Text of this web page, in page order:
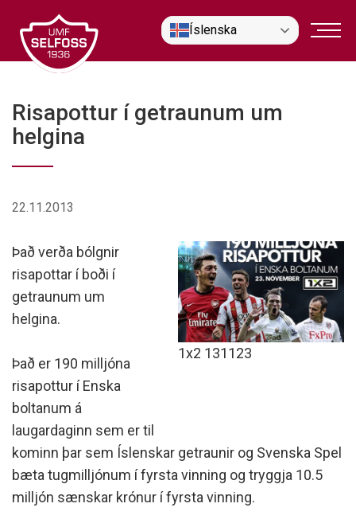
efni
Íslenska
Risapottur í getraunum um
helgina
22.11.2013
1x2 131123
Það verða bólgnir
risapottar í boði í
getraunum um
helgina.
Það er 190 milljóna
risapottur í Enska
boltanum á
laugardaginn sem er til
kominn þar sem Íslenskar getraunir og Svenska Spel
bæta tugmilljónum í fyrsta vinning og tryggja 10.5
milljón sænskar krónur í fyrsta vinning.